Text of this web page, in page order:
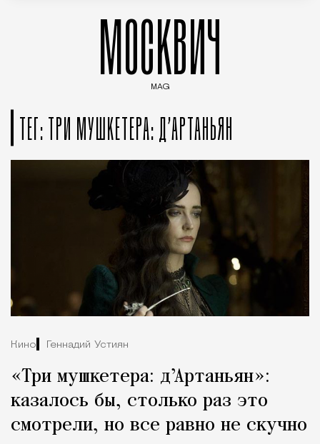
МОСКВИЧ
MAG
ТЕГ: ТРИ МУШКЕТЕРА: Д’АРТАНЬЯН
Кино Геннадий Устиян
«Три мушкетера: д’Артаньян»:
казалось бы, столько раз это
смотрели, но все равно не скучно